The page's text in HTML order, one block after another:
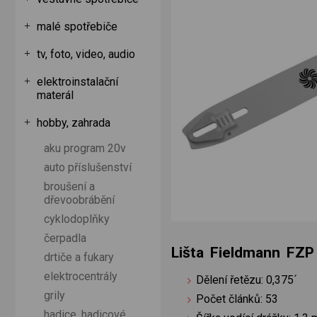
Lišta Fieldmann
Dělení řetězu: 0,375´
Počet článků: 53
malé spotřebiče
tv, foto, video, audio
elektroinstalační
materál
hobby, zahrada
aku program 20v
auto příslušenství
broušení a
dřevoobrábění
cyklodoplňky
čerpadla
drtiče a fukary
elektrocentrály
grily